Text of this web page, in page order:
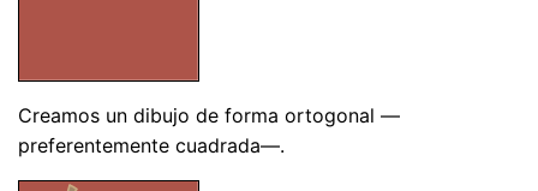
Creamos un dibujo de forma ortogonal —
preferentemente cuadrada—.